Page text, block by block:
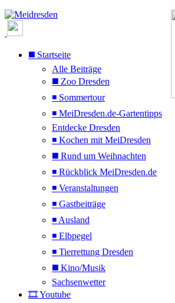
◼️ Startseite
Alle Beiträge
◼️ Zoo Dresden
◾ Sommertour
◾ MeiDresden.de-Gartentipps
Entdecke Dresden
◾ Kochen mit MeiDresden
◼️ Rund um Weihnachten
◾ Rückblick MeiDresden.de
◾ Veranstaltungen
◾ Gastbeiträge
◾ Ausland
◾ Elbpegel
◾ Tierrettung Dresden
◼️ Kino/Musik
Sachsenwetter
🎞️ Youtube